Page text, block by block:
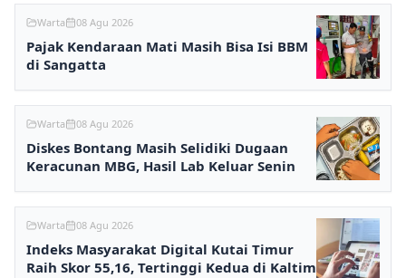
Warta 08 Agu 2026
Pajak Kendaraan Mati Masih Bisa Isi BBM
di Sangatta
Warta 08 Agu 2026
Diskes Bontang Masih Selidiki Dugaan
Keracunan MBG, Hasil Lab Keluar Senin
Warta 08 Agu 2026
Indeks Masyarakat Digital Kutai Timur
Raih Skor 55,16, Tertinggi Kedua di Kaltim